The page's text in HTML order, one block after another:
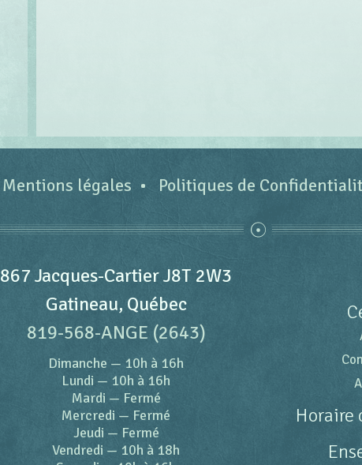
Mentions légales Politiques de
867 Jacques-Cartier J8T 2W3
Gatineau, Québec
819-568-ANGE (2643)
Dimanche — 10h à 16h
Lundi — 10h à 16h
Mardi — Fermé
Mercredi — Fermé
Jeudi — Fermé
Vendredi — 10h à 18h
Horaire